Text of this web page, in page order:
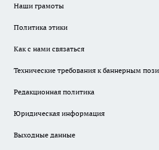
Наши грамоты
Политика этики
Как с нами связаться
Технические требования к баннерным
Редакционная политика
Юридическая информация
Выходные данные